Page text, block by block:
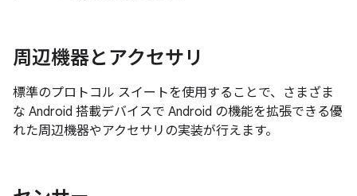
周辺機器とアクセサリ
標準のプロトコル スイートを使用することで、さまざま
な Android 搭載デバイスで Android の機能を拡張できる優
れた周辺機器やアクセサリの実装が行えます。